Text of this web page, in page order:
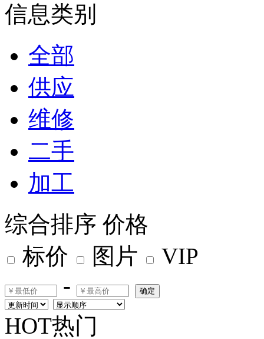
信息类别
全部
供应
维修
二手
加工
综合排序 价格
标价
图片
VIP
-
确定
HOT热门